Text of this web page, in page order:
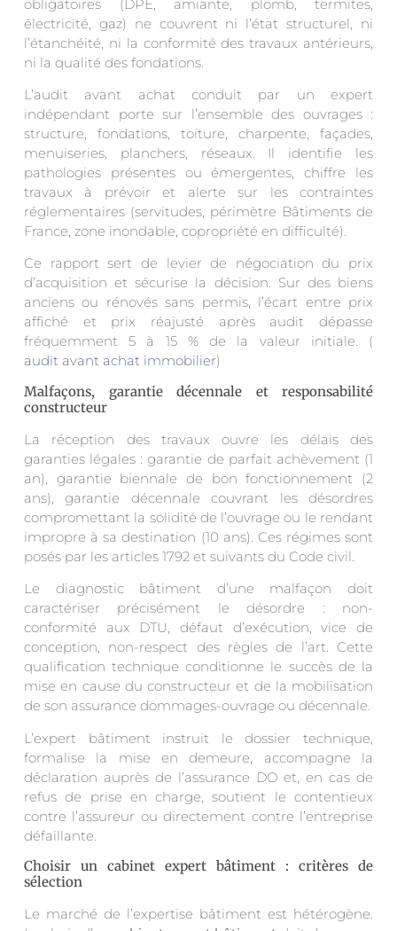
obligatoires (DPE, amiante, plomb, termites,
électricité, gaz) ne couvrent ni l’état structurel, ni
l’étanchéité, ni la conformité des travaux antérieurs,
ni la qualité des fondations.
L’audit avant achat conduit par un expert
indépendant porte sur l’ensemble des ouvrages :
structure, fondations, toiture, charpente, façades,
menuiseries, planchers, réseaux. Il identifie les
pathologies présentes ou émergentes, chiffre les
travaux à prévoir et alerte sur les contraintes
réglementaires (servitudes, périmètre Bâtiments de
France, zone inondable, copropriété en difficulté).
Ce rapport sert de levier de négociation du prix
d’acquisition et sécurise la décision. Sur des biens
anciens ou rénovés sans permis, l’écart entre prix
affiché et prix réajusté après audit dépasse
fréquemment 5 à 15 % de la valeur initiale. (
audit avant achat immobilier)
Malfaçons, garantie décennale et responsabilité
constructeur
La réception des travaux ouvre les délais des
garanties légales : garantie de parfait achèvement (1
an), garantie biennale de bon fonctionnement (2
ans), garantie décennale couvrant les désordres
compromettant la solidité de l’ouvrage ou le rendant
impropre à sa destination (10 ans). Ces régimes sont
posés par les articles 1792 et suivants du Code civil.
Le diagnostic bâtiment d’une malfaçon doit
caractériser précisément le désordre : non-
conformité aux DTU, défaut d’exécution, vice de
conception, non-respect des règles de l’art. Cette
qualification technique conditionne le succès de la
mise en cause du constructeur et de la mobilisation
de son assurance dommages-ouvrage ou décennale.
L’expert bâtiment instruit le dossier technique,
formalise la mise en demeure, accompagne la
déclaration auprès de l’assurance DO et, en cas de
refus de prise en charge, soutient le contentieux
contre l’assureur ou directement contre l’entreprise
défaillante.
Choisir un cabinet expert bâtiment : critères de
sélection
Le marché de l’expertise bâtiment est hétérogène.